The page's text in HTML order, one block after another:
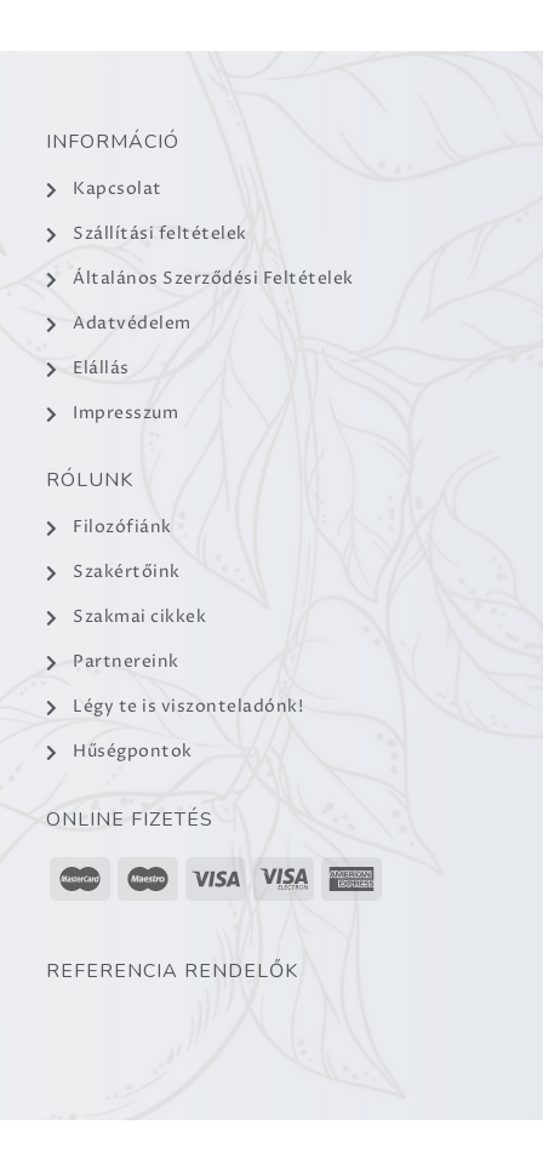
INFORMÁCIÓ
Kapcsolat
Szállítási feltételek
Általános Szerződési Feltételek
Adatvédelem
Elállás
Impresszum
RÓLUNK
Filozófiánk
Szakértőink
Szakmai cikkek
Partnereink
Légy te is viszonteladónk!
Hűségpontok
ONLINE FIZETÉS
REFERENCIA RENDELŐK